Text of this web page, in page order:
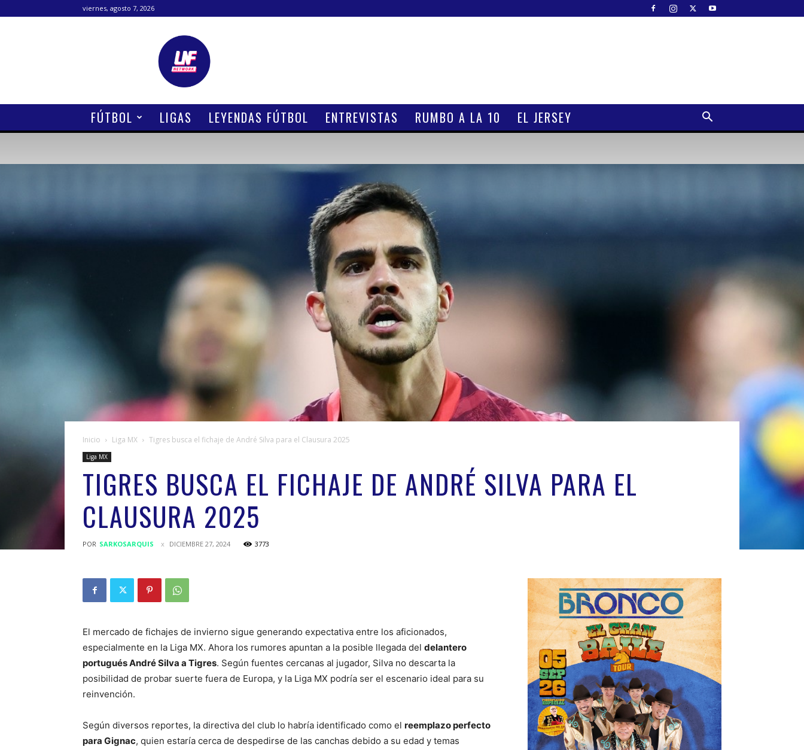
viernes, agosto 7, 2026
Lanetafutbolera
FÚTBOL LIGAS LEYENDAS FÚTBOL ENTREVISTAS RUMBO A LA 10 EL JERSEY
Inicio Liga MX Tigres busca el fichaje de André Silva para el Clausura 2025
Liga MX
TIGRES BUSCA EL FICHAJE DE ANDRÉ SILVA PARA EL
CLAUSURA 2025
POR SARKOSARQUIS DICIEMBRE 27, 2024 3773
El mercado de fichajes de invierno sigue generando expectativa entre los aficionados,
especialmente en la Liga MX. Ahora los rumores apuntan a la posible llegada del delantero
portugués André Silva a Tigres. Según fuentes cercanas al jugador, Silva no descarta la
posibilidad de probar suerte fuera de Europa, y la Liga MX podría ser el escenario ideal para su
reinvención.
Según diversos reportes, la directiva del club lo habría identificado como el reemplazo perfecto
para Gignac, quien estaría cerca de despedirse de las canchas debido a su edad y temas